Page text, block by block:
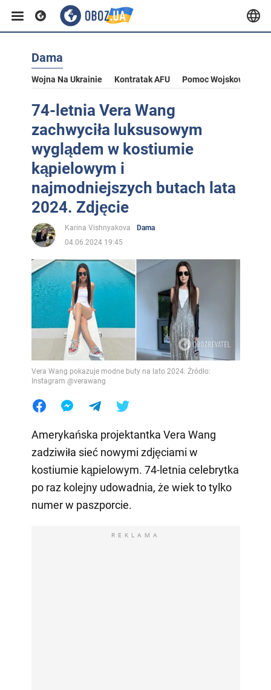
Dama
Wojna Na Ukrainie Kontratak AFU Pomoc Wojskowa Dla
74-letnia Vera Wang
zachwyciła luksusowym
wyglądem w kostiumie
kąpielowym i
najmodniejszych butach lata
2024. Zdjęcie
Karina Vishnyakova
Dama
04.06.2024 19:45
Vera Wang pokazuje modne buty na lato 2024. Źródło:
Instagram @verawang
Amerykańska projektantka Vera Wang
zadziwiła sieć nowymi zdjęciami w
kostiumie kąpielowym. 74-letnia celebrytka
po raz kolejny udowadnia, że wiek to tylko
numer w paszporcie.
REKLAMA